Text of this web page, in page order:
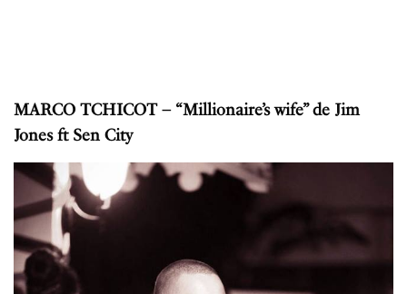
MARCO TCHICOT – “Millionaire’s wife” de Jim
Jones ft Sen City